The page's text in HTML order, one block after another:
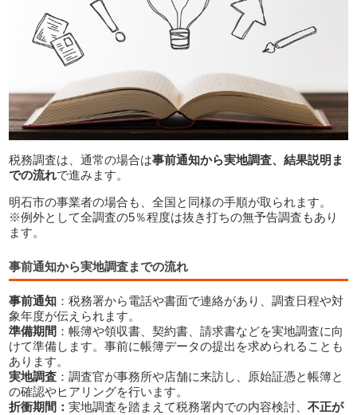
税務調査の流れとチェックされやすいポイント
税務調査は、通常の場合は事前通知から実地調査、結果説明ま
での流れで進みます。
明石市の事業者の場合も、全国と同様の手順が取られます。
※例外として全調査の5％程度は抜き打ちの無予告調査もあり
ます。
事前通知から実地調査までの流れ
事前通知 ：税務署から電話や書面で連絡があり、調査日程や対
象年度が伝えられます。
準備期間 ：帳簿や領収書、契約書、請求書などを実地調査に向
けて準備します。事前に帳簿データの提出を求められることも
あります。
実地調査 ：調査官が事務所や店舗に来訪し、原始証憑と帳簿と
の確認やヒアリングを行います。
折衝期間：実地調査を踏まえて税務署内での内容検討、不正が